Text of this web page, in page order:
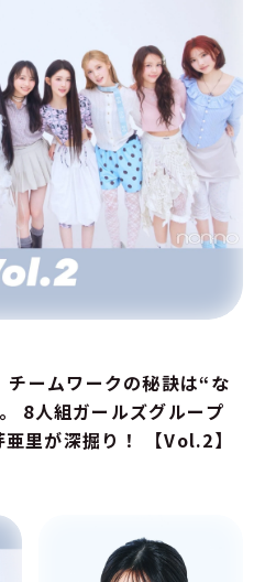
ームワークの秘訣は“な
8人組ガールズグループ
里が深掘り！ 【Vol.2】